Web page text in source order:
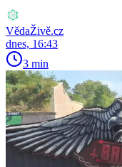
VědaŽivě.cz
dnes, 16:43
3 min